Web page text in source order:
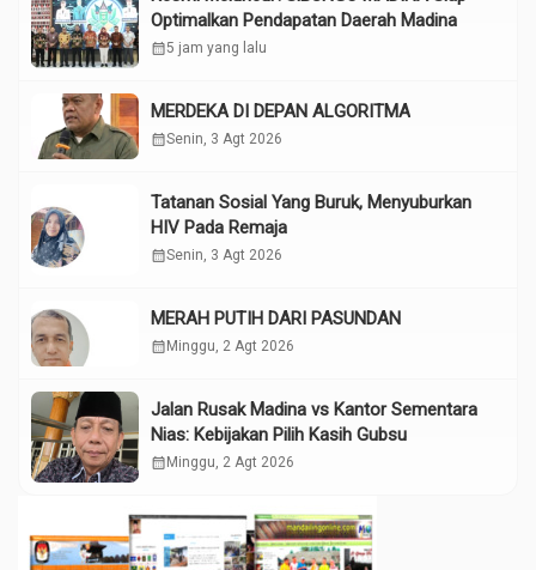
Optimalkan Pendapatan Daerah Madina
calendar_month5 jam yang lalu
MERDEKA DI DEPAN ALGORITMA
calendar_monthSenin, 3 Agt 2026
Tatanan Sosial Yang Buruk, Menyuburkan
HIV Pada Remaja
calendar_monthSenin, 3 Agt 2026
MERAH PUTIH DARI PASUNDAN
calendar_month Minggu, 2 Agt 2026
Jalan Rusak Madina vs Kantor Sementara
Nias: Kebijakan Pilih Kasih Gubsu
calendar_month Minggu, 2 Agt 2026